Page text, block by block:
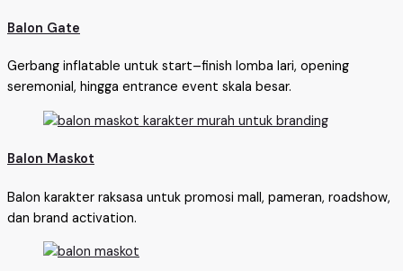
Balon Gate
Gerbang inflatable untuk start–finish lomba lari, opening
seremonial, hingga entrance event skala besar.
Balon Maskot
Balon karakter raksasa untuk promosi mall, pameran, roadshow,
dan brand activation.